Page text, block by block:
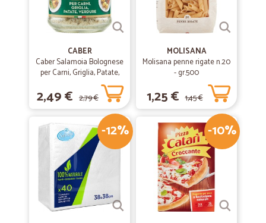
CABER
Caber Salamoia Bolognese
per Carni, Griglia, Patate,
Verdure 200 gr.
2,49 € 2,79 €
MOLISANA
Molisana penne rigate n.20
- gr.500
1,25 € 1,45 €
-12% -10%